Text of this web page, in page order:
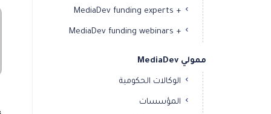
+ MediaDev funding experts
+ MediaDev funding webinars
ممولي MediaDev
الوكالات الحكومية
المؤسسات